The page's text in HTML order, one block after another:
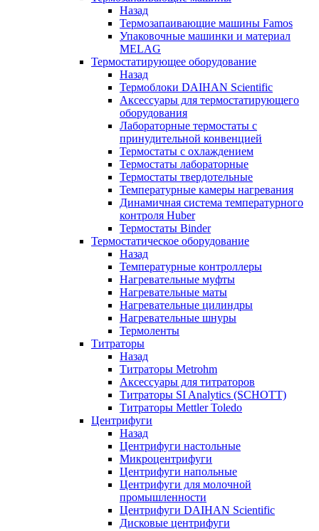
Назад
Термозапаивающие машины Famos
Упаковочные машинки и материал
MELAG
Термостатирующее оборудование
Назад
Термоблоки DAIHAN Scientific
Аксессуары для термостатирующего
оборудования
Лабораторные термостаты с
принудительной конвенцией
Термостаты с охлаждением
Термостаты лабораторные
Термостаты твердотельные
Температурные камеры нагревания
Динамичная система температурного
контроля Huber
Термостаты Binder
Термостатическое оборудование
Назад
Температурные контроллеры
Нагревательные муфты
Нагревательные маты
Нагревательные цилиндры
Нагревательные шнуры
Термоленты
Титраторы
Назад
Титраторы Metrohm
Аксессуары для титраторов
Титраторы SI Analytics (SCHOTT)
Титраторы Mettler Toledo
Центрифуги
Назад
Центрифуги настольные
Микроцентрифуги
Центрифуги напольные
Центрифуги для молочной
промышленности
Центрифуги DAIHAN Scientific
Дисковые центрифуги